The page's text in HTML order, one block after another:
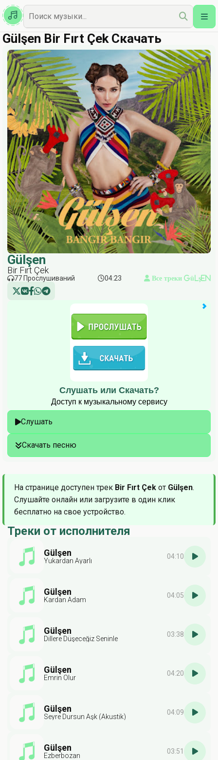
Казахская
Наш Топ
Gülşen Bir Fırt Çek Скачать
Gülşen
Bir Fırt Çek
77 Прослушиваний 04:23 Все треки Gülşen
Слушать или Скачать?
Доступ к музыкальному сервису
Слушать
Скачать песню
На странице доступен трек Bir Fırt Çek от Gülşen.
Слушайте онлайн или загрузите в один клик
бесплатно на свое устройство.
Треки от исполнителя
Gülşen
Yukardan Ayarlı
04:10
Gülşen
Kardan Adam
04:05
Gülşen
Dillere Düşeceğiz Seninle
03:38
Gülşen
Emrin Olur
04:20
Gülşen
Seyre Dursun Aşk (Akustik)
04:09
Gülşen
Ezberbozan
03:51